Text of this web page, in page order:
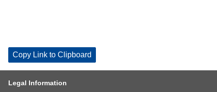
Copy Link to Clipboard
Legal Information